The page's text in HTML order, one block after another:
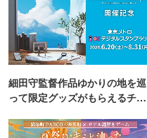
細田守監督作品ゆかりの地を巡
って限定グッズがもらえるチャ